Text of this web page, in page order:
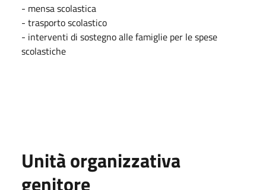
- mensa scolastica
- trasporto scolastico
- interventi di sostegno alle famiglie per le spese
scolastiche
Unità organizzativa
genitore